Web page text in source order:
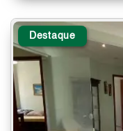
Destaque